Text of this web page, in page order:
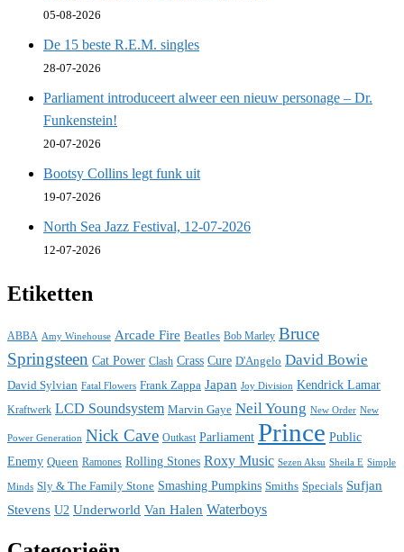
05-08-2026
De 15 beste R.E.M. singles
28-07-2026
Parliament introduceert alweer een nieuw personage – Dr.
Funkenstein!
20-07-2026
Bootsy Collins legt funk uit
19-07-2026
North Sea Jazz Festival, 12-07-2026
12-07-2026
Etiketten
ABBA Amy Winehouse Arcade Fire Beatles Bob Marley Bruce
Springsteen Cat Power Clash Crass Cure D'Angelo David Bowie
David Sylvian Fatal Flowers Frank Zappa Japan Joy Division Kendrick Lamar
Kraftwerk LCD Soundsystem Marvin Gaye Neil Young New Order New
Power Generation Nick Cave Outkast Parliament Prince Public
Enemy Queen Ramones Rolling Stones Roxy Music Sezen Aksu Sheila E Simple
Minds Sly & The Family Stone Smashing Pumpkins Smiths Specials Sufjan
Stevens U2 Underworld Van Halen Waterboys